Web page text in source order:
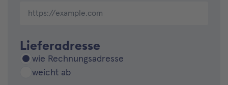
Lieferadresse
wie Rechnungsadresse
weicht ab